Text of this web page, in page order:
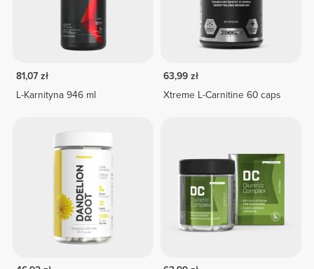
81,07 zł
L-Karnityna 946 ml
63,99 zł
Xtreme L-Carnitine 60 caps